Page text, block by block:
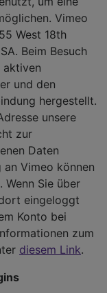
Vimeo
West 18th
Beim Besuch
aktiven
und den
hergestellt.
unsere
zur
Daten
Vimeo können
Wenn Sie über
eingeloggt
Konto bei
zum
diesem Link.